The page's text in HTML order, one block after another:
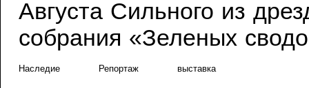
Августа Сильного из
собрания «Зеленых
Наследие Репортаж выставка